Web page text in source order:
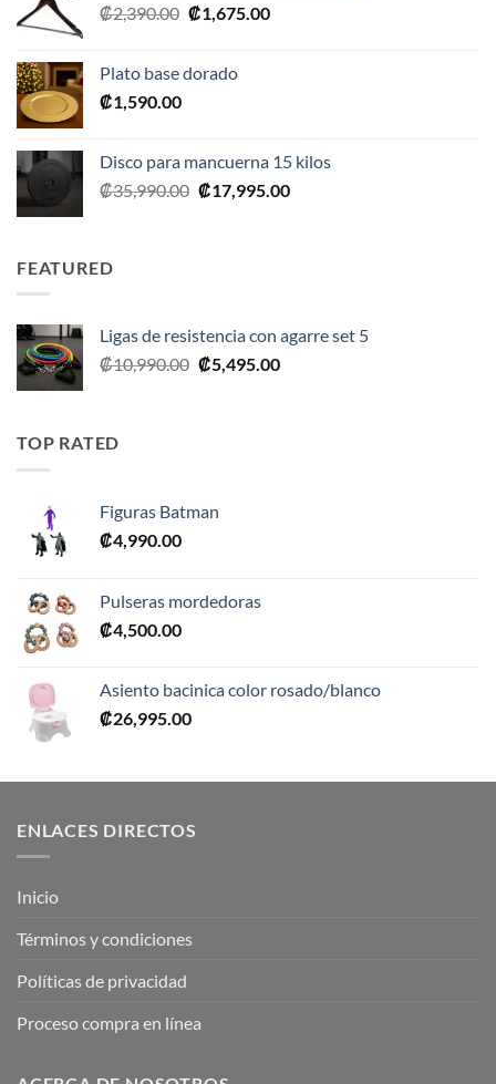
₡20,990.00.
₡2,390.00 El
era:
₡1,675.00El
Plato base dorado
₡1,590.00
Disco para mancuerna 15 kilos
₡35,990.00 El
₡17,995.00El
FEATURED
Ligas de resistencia con agarre set 5
₡10,990.00 El
₡5,495.00El
TOP RATED
Figuras Batman
₡4,990.00
Pulseras mordedoras
₡4,500.00
Asiento bacinica color rosado/blanco
₡26,995.00
ENLACES DIRECTOS
Inicio
Términos y condiciones
Políticas de privacidad
Proceso compra en línea